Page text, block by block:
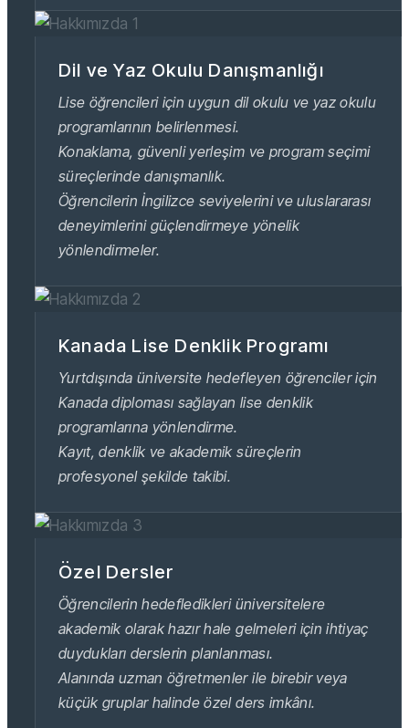
Dil ve Yaz Okulu Danışmanlığı
Lise öğrencileri için uygun dil okulu ve yaz okulu
programlarının belirlenmesi.
Konaklama, güvenli yerleşim ve program seçimi
süreçlerinde danışmanlık.
Öğrencilerin İngilizce seviyelerini ve uluslararası
deneyimlerini güçlendirmeye yönelik
yönlendirmeler.
Kanada Lise Denklik Programı
Yurtdışında üniversite hedefleyen öğrenciler için
Kanada diploması sağlayan lise denklik
programlarına yönlendirme.
Kayıt, denklik ve akademik süreçlerin
profesyonel şekilde takibi.
Özel Dersler
Öğrencilerin hedefledikleri üniversitelere
akademik olarak hazır hale gelmeleri için ihtiyaç
duydukları derslerin planlanması.
Alanında uzman öğretmenler ile birebir veya
küçük gruplar halinde özel ders imkânı.